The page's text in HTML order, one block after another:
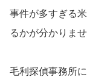
事件が多すぎる
るかが分かりませ
毛利探偵事務所